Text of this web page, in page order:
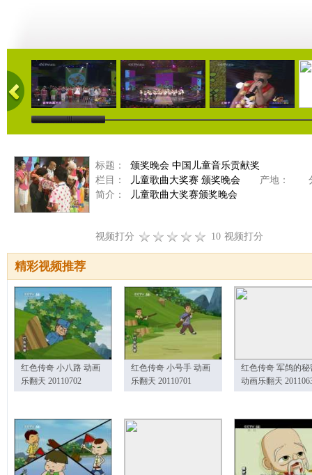
01:39 01:09 00:55
标题：
颁奖晚会 中国儿童音乐贡献奖
栏目：
儿童歌曲大奖赛 颁奖晚会 产地：
分
简介：
儿童歌曲大奖赛颁奖晚会
视频打分 10 视频打分
精彩视频推荐
红色传奇 小八路 动画
乐翻天 20110702
红色传奇 小号手 动画
乐翻天 20110701
红色传奇 军鸽的秘
动画乐翻天